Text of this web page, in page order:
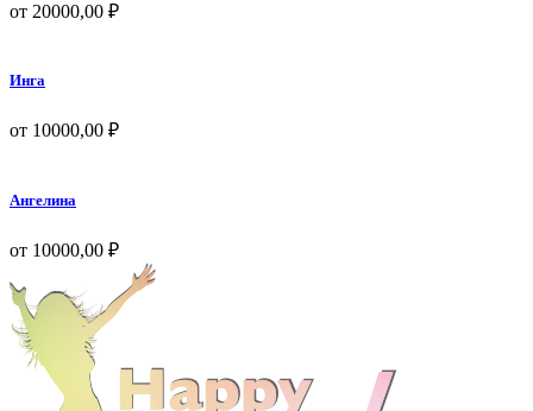
от 20000,00 ₽
Инга
от 10000,00 ₽
Ангелина
от 10000,00 ₽